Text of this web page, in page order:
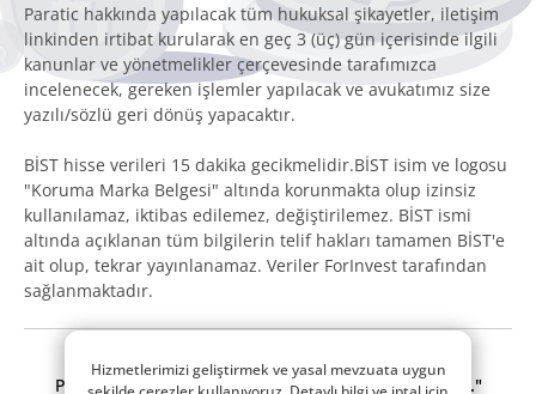
Paratic hakkında yapılacak tüm hukuksal şikayetler, iletişim
linkinden irtibat kurularak en geç 3 (üç) gün içerisinde ilgili
kanunlar ve yönetmelikler çerçevesinde tarafımızca
incelenecek, gereken işlemler yapılacak ve avukatımız size
yazılı/sözlü geri dönüş yapacaktır.
BİST hisse verileri 15 dakika gecikmelidir.BİST isim ve logosu
"Koruma Marka Belgesi" altında korunmakta olup izinsiz
kullanılamaz, iktibas edilemez, değiştirilemez. BİST ismi
altında açıklanan tüm bilgilerin telif hakları tamamen BİST'e
ait olup, tekrar yayınlanamaz. Veriler ForInvest tarafından
sağlanmaktadır.
© 2014 - 2026 Tüm hakları saklıdır.
Paratic.com, bir"RSS Interactive Bilişim Tic. Ltd. Şti."
Hizmetlerimizi geliştirmek ve yasal mevzuata uygun